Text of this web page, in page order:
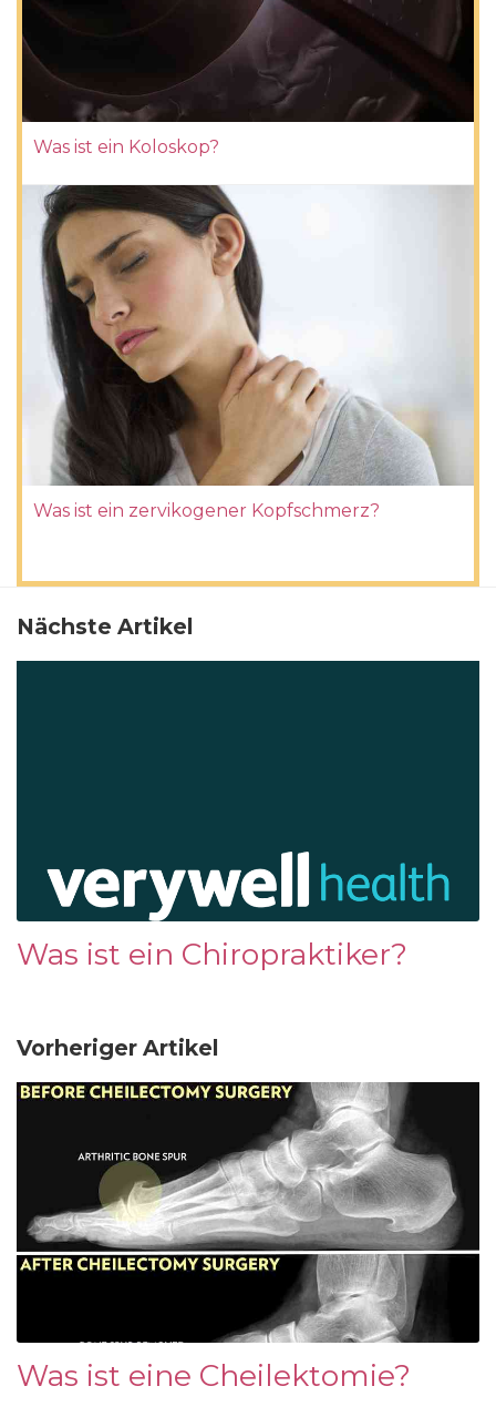
Was ist ein Koloskop?
Was ist ein zervikogener Kopfschmerz?
Nächste Artikel
Was ist ein Chiropraktiker?
Vorheriger Artikel
Was ist eine Cheilektomie?